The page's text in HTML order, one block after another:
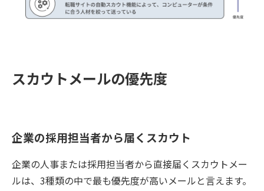
スカウトメールの優先度
企業の採用担当者から届くスカウト
企業の人事または採用担当者から直接届くスカウトメー
ルは、3種類の中で最も優先度が高いメールと言えます。